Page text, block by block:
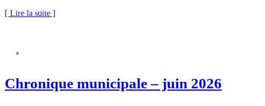
[ Lire la suite ]
Chronique municipale – juin 2026